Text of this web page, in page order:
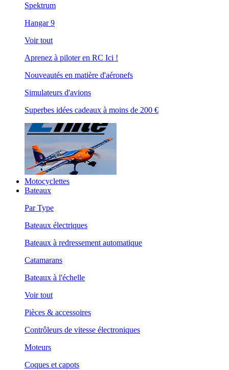
Spektrum
Hangar 9
Voir tout
Aprenez à piloter en RC Ici !
Nouveautés en matière d'aéronefs
Simulateurs d'avions
Superbes idées cadeaux à moins de 200 €
Motocyclettes
Bateaux
Par Type
Bateaux électriques
Bateaux à redressement automatique
Catamarans
Bateaux à l'échelle
Voir tout
Pièces & accessoires
Contrôleurs de vitesse électroniques
Moteurs
Coques et capots